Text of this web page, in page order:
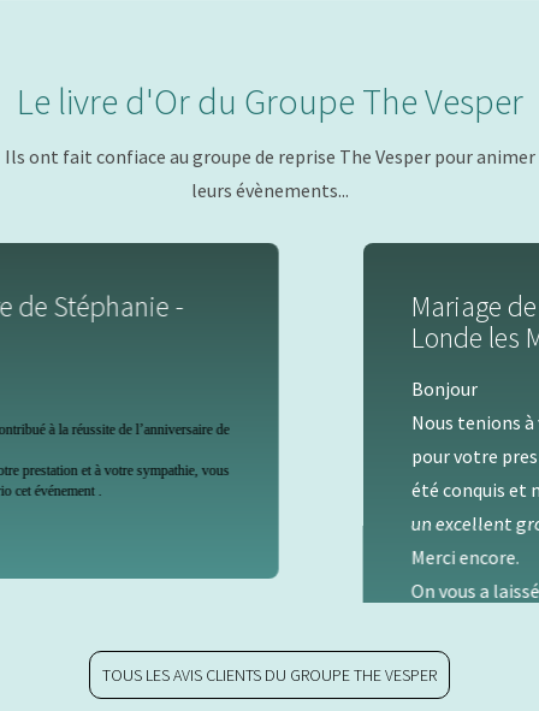
Le livre d'Or du Groupe The Vesper
Ils ont fait confiace au groupe de reprise The Vesper pour animer
leurs évènements...
Mariage de Jade et Stan - La
Nous tenions à vous remercier à nouveau
pour votre prestation hier au brunch. On a
été conquis et nos invités aussi. Vous êtes
un excellent groupe de haute qualité !
Jade et Stan